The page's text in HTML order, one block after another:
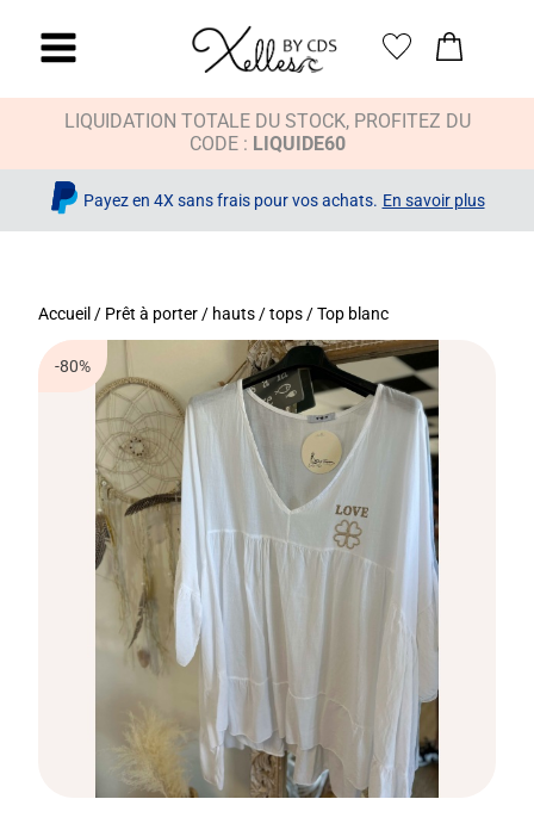
LIQUIDATION TOTALE DU STOCK, PROFITEZ DU
CODE : LIQUIDE60
Payez en 4X sans frais pour vos achats. En savoir plus
Accueil / Prêt à porter / hauts / tops / Top blanc
-80%